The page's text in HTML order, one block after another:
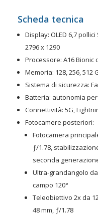
Scheda tecnica
Display: OLED 6,7
2796 x 1290
Processore: A16 Bionic
Memoria: 128, 256, 512
Sistema di sicurezza:
Batteria: autonomia
Connettività: 5G,
Fotocamere posteriori:
Fotocamera
ƒ/1.78,
seconda
Ultra‑grandangolo
campo 120°
Teleobiettivo 2x da
48 mm, ƒ/1.78